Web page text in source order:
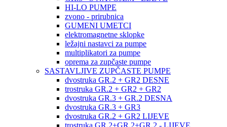
HI-LO PUMPE
zvono - prirubnica
GUMENI UMETCI
elektromagnetne sklopke
ležajni nastavci za pumpe
multiplikatori za pumpe
oprema za zupčaste pumpe
SASTAVLJIVE ZUPČASTE PUMPE
dvostruka GR.2 + GR2 DESNE
trostruka GR.2 + GR2 + GR2
dvostruka GR.3 + GR.2 DESNA
dvostruka GR.3 + GR3
dvostruka GR.2 + GR2 LIJEVE
trostruka GR.2+GR.2+GR.2 - LIJEVE